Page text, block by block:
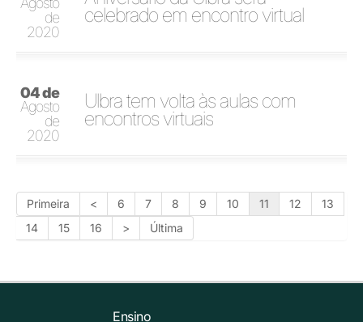
de
2020
celebrado em encontro virtual
04 de
Agosto
de
2020
Ulbra tem volta às aulas com
encontros virtuais
Primeira < 6 7 8 9 10 11 12
13
14
15 16 > Última
Ensino